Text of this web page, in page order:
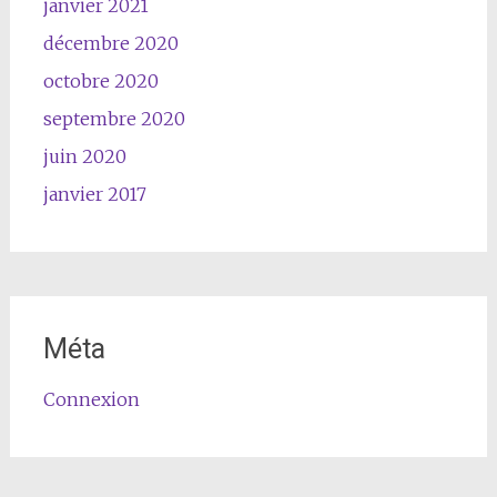
janvier 2021
décembre 2020
octobre 2020
septembre 2020
juin 2020
janvier 2017
Méta
Connexion